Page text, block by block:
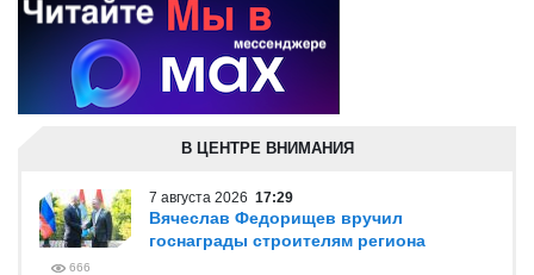
В ЦЕНТРЕ ВНИМАНИЯ
7 августа 2026 17:29
Вячеслав Федорищев вручил
госнаграды строителям региона
666